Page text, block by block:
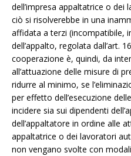
dell’impresa appaltatrice o
ciò si risolverebbe in una
affidata a terzi (incompatibile,
dell’appalto, regolata dall’art.
cooperazione è, quindi, da
all’attuazione delle misure di
ridurre al minimo, se
per effetto dell’esecuzione
incidere sia sui dipendenti
dell’appaltatore in ordine alle
appaltatrice o dei lavoratori
non vengano svolte con